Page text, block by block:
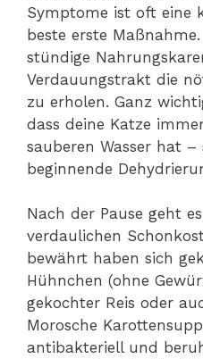
Symptome ist oft eine
beste erste
stündige
Verdauungstrakt die
zu erholen. Ganz
dass deine Katze
sauberen Wasser hat
beginnende
Nach der Pause geht
verdaulichen
bewährt haben sich
Hühnchen (ohne
gekochter Reis oder
Morosche
antibakteriell und